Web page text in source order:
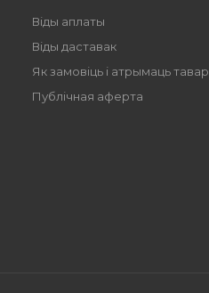
Віды аплаты
Віды даставак
Як замовіць і атрымаць тавар
Публічная аферта